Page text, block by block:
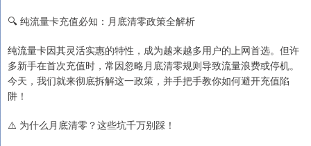
🔍 纯流量卡充值必知：月底清零政策全解析
纯流量卡因其灵活实惠的特性，成为越来越多用户的上网首选。但许
多新手在首次充值时，常因忽略月底清零规则导致流量浪费或停机。
今天，我们就来彻底拆解这一政策，并手把手教你如何避开充值陷
阱！
⚠️ 为什么月底清零？这些坑千万别踩！